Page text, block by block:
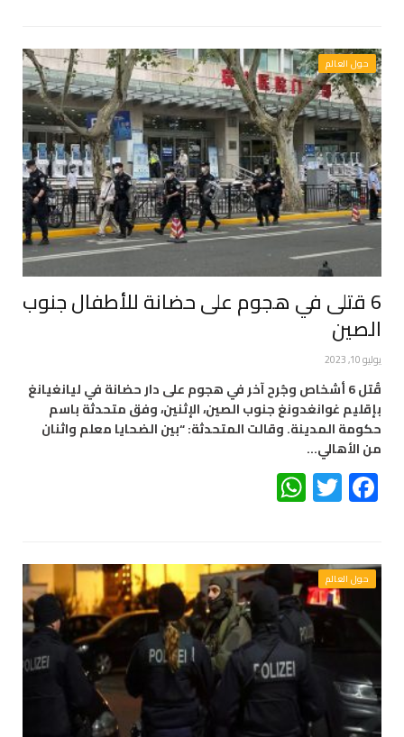
حول العالم
6 قتلى في هجوم على حضانة للأطفال جنوب
الصين
يوليو 10, 2023
قُتل 6 أشخاص وجُرح آخر في هجوم على دار حضانة في ليانغيانغ
بإقليم غوانغدونغ جنوب الصين، الإثنين، وفق متحدثة باسم
حكومة المدينة. وقالت المتحدثة: “بين الضحايا معلم واثنان
من الأهالي…
Facebook
Twitter
حول العالم